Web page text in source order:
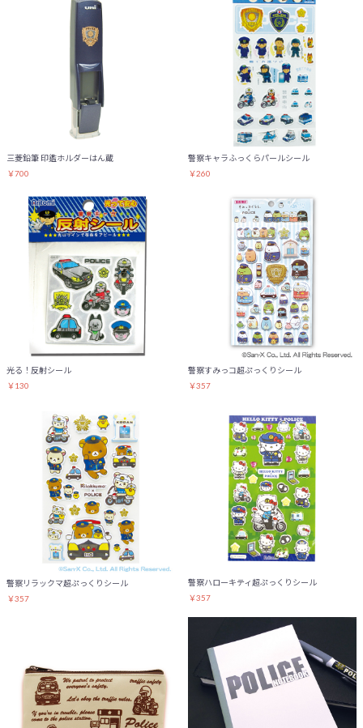
三菱鉛筆 印鑑ホルダーはん蔵
￥700
警察キャラふっくらパールシール
￥260
光る！反射シール
￥130
警察すみっコ超ぷっくりシール
￥357
警察リラックマ超ぷっくりシール
￥357
警察ハローキティ超ぷっくりシール
￥357